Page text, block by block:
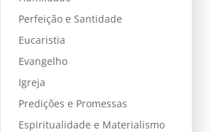
Perfeição e Santidade
Eucaristia
Evangelho
Igreja
Predições e Promessas
Espiritualidade e Materialismo